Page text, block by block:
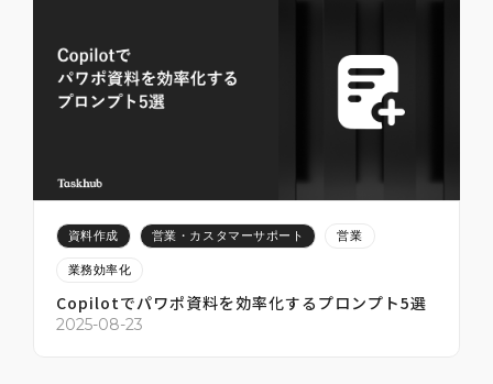
資料作成 営業・カスタマーサポート 営業
業務効率化
Copilotでパワポ資料を効率化するプロンプト5選
2025-08-23